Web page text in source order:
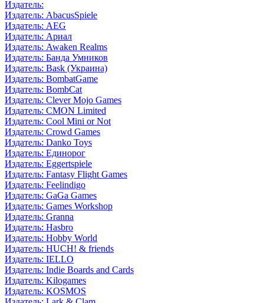
Издатель:
Издатель: AbacusSpiele
Издатель: AEG
Издатель: Ариал
Издатель: Awaken Realms
Издатель: Банда Умников
Издатель: Bask (Украина)
Издатель: BombatGame
Издатель: BombCat
Издатель: Clever Mojo Games
Издатель: CMON Limited
Издатель: Cool Mini or Not
Издатель: Crowd Games
Издатель: Danko Toys
Издатель: Единорог
Издатель: Eggertspiele
Издатель: Fantasy Flight Games
Издатель: Feelindigo
Издатель: GaGa Games
Издатель: Games Workshop
Издатель: Granna
Издатель: Hasbro
Издатель: Hobby World
Издатель: HUCH! & friends
Издатель: IELLO
Издатель: Indie Boards and Cards
Издатель: Kilogames
Издатель: KOSMOS